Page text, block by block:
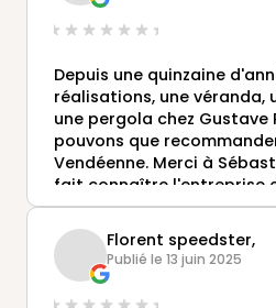
Depuis une quinzaine
réalisations, une véranda,
une pergola chez Gustave
pouvons que
Vendéenne. Merci à
fait connaître l'entreprise
vendu notre véranda qui
où nous aimons nous
entre amis. Merci pour
de la société et cet
entre ambassadeurs.
Florent speedster,
Publié le 13 juin 2025